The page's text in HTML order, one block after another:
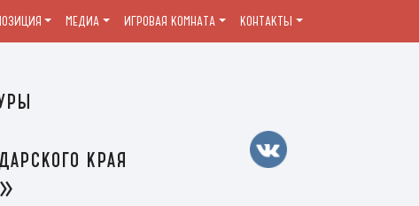
края
МЕДИА ИГРОВАЯ КОМНАТА КОНТАКТЫ